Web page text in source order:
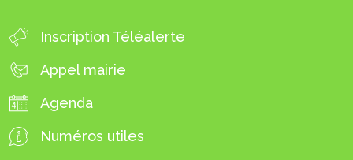
Inscription Téléalerte
Appel mairie
Agenda
Numéros utiles